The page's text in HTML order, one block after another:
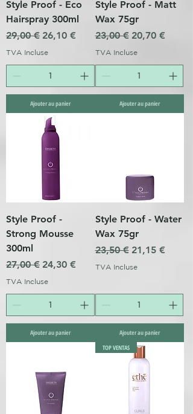
Style Proof - Eco
Hairspray 300ml
Prix original
29,00 € Prix promotionnel
26,10 €
TVA Incluse
Ajouter au panier
Style Proof - Matt
Wax 75gr
Prix original
23,00 € Prix
20,70 €
TVA Incluse
Ajouter au panier
Style Proof -
Strong Mousse
300ml
Prix original
27,00 € Prix promotionnel
24,30 €
TVA Incluse
Ajouter au panier
Style Proof - Water
Wax 75gr
Prix original
23,50 € Prix
21,15 €
TVA Incluse
Ajouter au panier
TOP VENTAS